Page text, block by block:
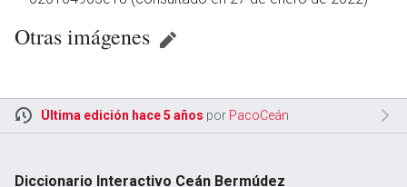
en
Otras imágenes
Última edición hace 5 años por PacoCeán
Diccionario Interactivo Ceán Bermúdez